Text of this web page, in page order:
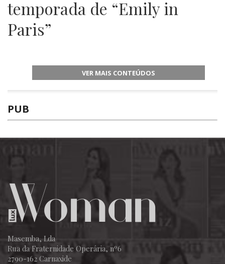
temporada de “Emily in
Paris”
VER MAIS CONTEÚDOS
PUB
Masemba, Lda
Rua da Fraternidade Operária, nº6
2790-162 Carnaxide